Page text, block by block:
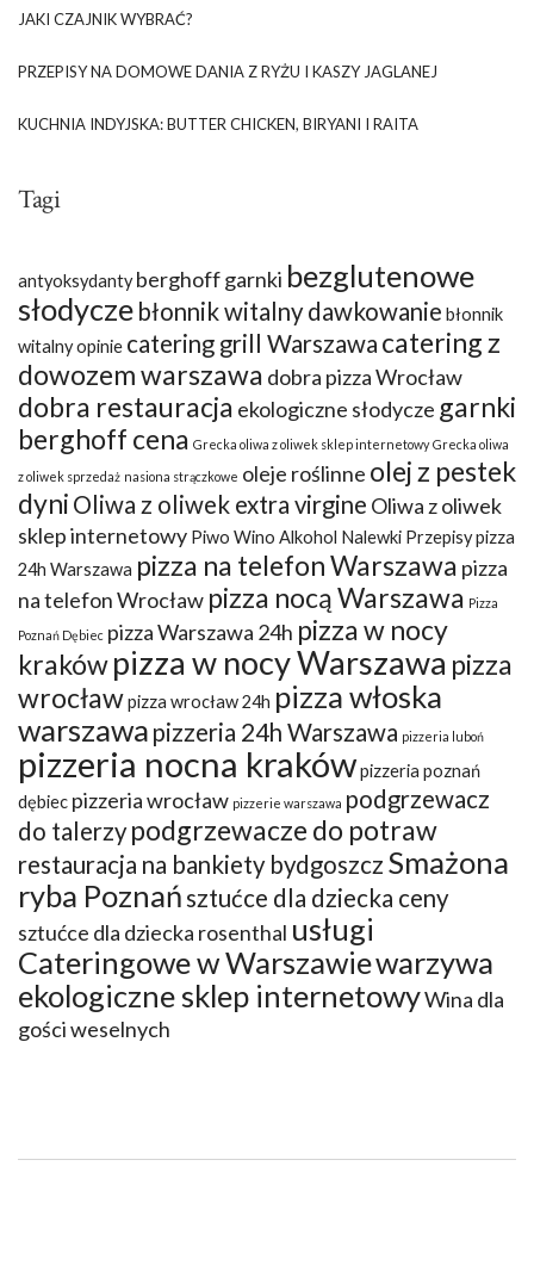
JAKI CZAJNIK WYBRAĆ?
PRZEPISY NA DOMOWE DANIA Z RYŻU I KASZY JAGLANEJ
KUCHNIA INDYJSKA: BUTTER CHICKEN, BIRYANI I RAITA
Tagi
antyoksydanty berghoff garnki bezglutenowe
słodycze błonnik witalny dawkowanie błonnik
witalny opinie catering grill Warszawa catering z
dowozem warszawa dobra pizza Wrocław
dobra restauracja ekologiczne słodycze garnki
berghoff cena Grecka oliwa z oliwek sklep internetowy Grecka oliwa
z oliwek sprzedaż nasiona strączkowe oleje roślinne olej z pestek
dyni Oliwa z oliwek extra virgine Oliwa z oliwek
sklep internetowy Piwo Wino Alkohol Nalewki Przepisypizza
24h Warszawa pizza na telefon Warszawa pizza
na telefon Wrocław pizza nocą Warszawa Pizza
Poznań Dębiec pizza Warszawa 24h pizza w nocy
krakówpizza w nocy Warszawa pizza
wrocławpizza wrocław 24h pizza włoska
warszawa pizzeria 24h Warszawa pizzeria luboń
pizzeria nocna krakówpizzeria poznań
dębiec pizzeria wrocław pizzerie warszawa podgrzewacz
do talerzy podgrzewacze do potraw
restauracja na bankiety bydgoszcz Smażona
ryba Poznań sztućce dla dziecka ceny
sztućce dla dziecka rosenthal usługi
Cateringowe w Warszawiewarzywa
ekologiczne sklep internetowyWina dla
gości weselnych